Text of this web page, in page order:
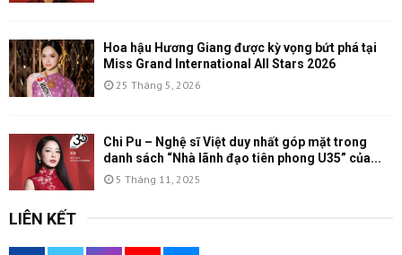
Hoa hậu Hương Giang được kỳ vọng bứt phá tại
Miss Grand International All Stars 2026
25 Tháng 5, 2026
Chi Pu – Nghệ sĩ Việt duy nhất góp mặt trong
danh sách “Nhà lãnh đạo tiên phong U35” của...
5 Tháng 11, 2025
LIÊN KẾT